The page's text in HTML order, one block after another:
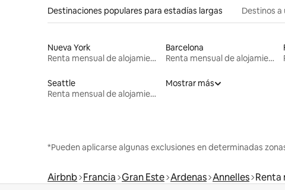
Destinaciones populares para estadías largas Destinos a
Nueva York
Renta mensual de alojamientos
Barcelona
Renta mensual de alojamientos
Seattle
Renta mensual de alojamientos
Mostrar más
*Pueden aplicarse algunas exclusiones en determinadas
Airbnb Francia Gran Este Ardenas Annelles Renta